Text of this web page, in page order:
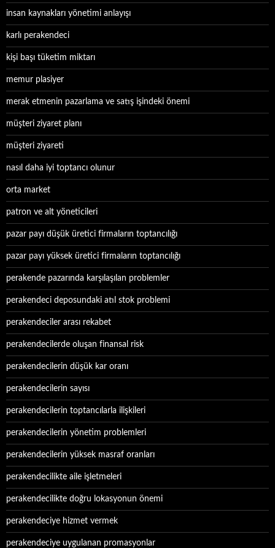
insan kaynakları yönetimi anlayışı
karlı perakendeci
kişi başı tüketim miktarı
memur plasiyer
merak etmenin pazarlama ve satış işindeki önemi
müşteri ziyaret planı
müşteri ziyareti
nasıl daha iyi toptancı olunur
orta market
patron ve alt yöneticileri
pazar payı düşük üretici firmaların toptancılığı
pazar payı yüksek üretici firmaların toptancılığı
perakende pazarında karşılaşılan problemler
perakendeci deposundaki atıl stok problemi
perakendeciler arası rekabet
perakendecilerde oluşan finansal risk
perakendecilerin düşük kar oranı
perakendecilerin sayısı
perakendecilerin toptancılarla ilişkileri
perakendecilerin yönetim problemleri
perakendecilerin yüksek masraf oranları
perakendecilikte aile işletmeleri
perakendecilikte doğru lokasyonun önemi
perakendeciye hizmet vermek
perakendeciye uygulanan promasyonlar